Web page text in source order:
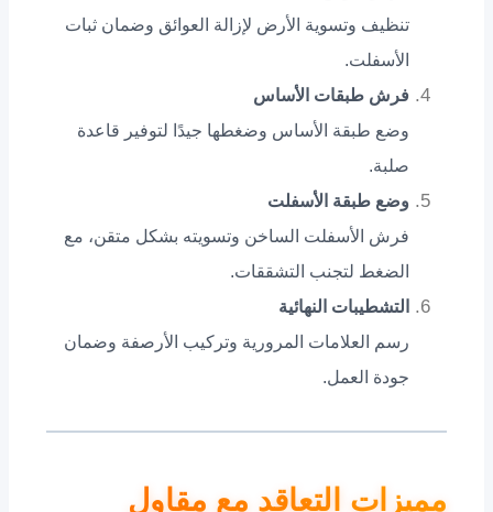
تنظيف وتسوية الأرض لإزالة العوائق وضمان ثبات
الأسفلت.
فرش طبقات الأساس
وضع طبقة الأساس وضغطها جيدًا لتوفير قاعدة
صلبة.
وضع طبقة الأسفلت
فرش الأسفلت الساخن وتسويته بشكل متقن، مع
الضغط لتجنب التشققات.
التشطيبات النهائية
رسم العلامات المرورية وتركيب الأرصفة وضمان
جودة العمل.
مميزات التعاقد مع مقاول